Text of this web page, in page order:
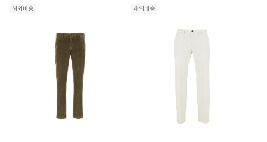
해외배송 해외배송